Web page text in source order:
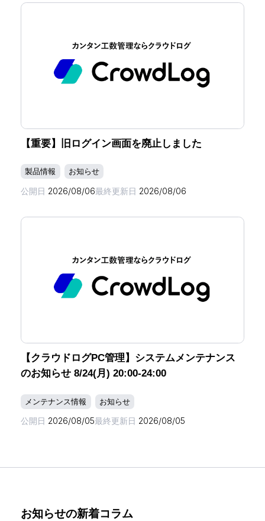
【重要】旧ログイン画面を廃止しました
製品情報 お知らせ
公開日 2026/08/06最終更新日 2026/08/06
【クラウドログPC管理】システムメンテナンス
のお知らせ 8/24(月) 20:00-24:00
メンテナンス情報 お知らせ
公開日 2026/08/05最終更新日 2026/08/05
お知らせの新着コラム